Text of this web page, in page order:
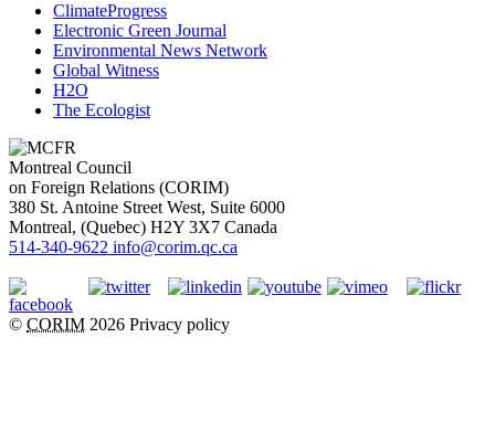
ClimateProgress
Electronic Green Journal
Environmental News Network
Global Witness
H2O
The Ecologist
Montreal Council
on Foreign Relations (CORIM)
380 St. Antoine Street West, Suite 6000
Montreal, (Quebec) H2Y 3X7 Canada
514-340-9622 info@corim.qc.ca
© CORIM 2026 Privacy policy